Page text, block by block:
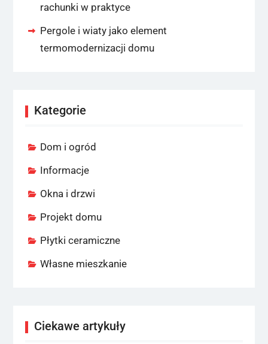
rachunki w praktyce
Pergole i wiaty jako element
termomodernizacji domu
Kategorie
Dom i ogród
Informacje
Okna i drzwi
Projekt domu
Płytki ceramiczne
Własne mieszkanie
Ciekawe artykuły